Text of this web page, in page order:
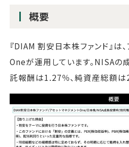
概要
『DIAM 割安日本株ファンド』は
Oneが運用しています。NISAの
託報酬は1.27％、純資産総額は